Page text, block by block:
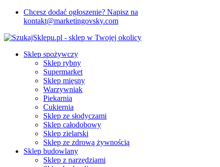
Chcesz dodać ogłoszenie? Napisz na
kontakt@marketingovsky.com
Sklep spożywczy
Sklep rybny
Supermarket
Sklep mięsny
Warzywniak
Piekarnia
Cukiernia
Sklep ze słodyczami
Sklep całodobowy
Sklep zielarski
Sklep ze zdrową żywnością
Sklep budowlany
Sklep z narzędziami